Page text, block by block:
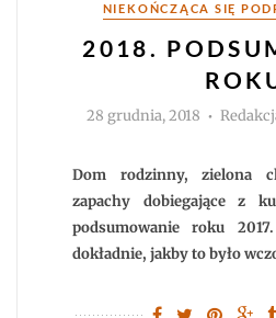
NIEKOŃCZĄCA SIĘ
2018.
28 grudnia, 2018 Autor
Dom rodzinny, zielona
zapachy dobiegające z
podsumowanie roku
dokładnie, jakby to było